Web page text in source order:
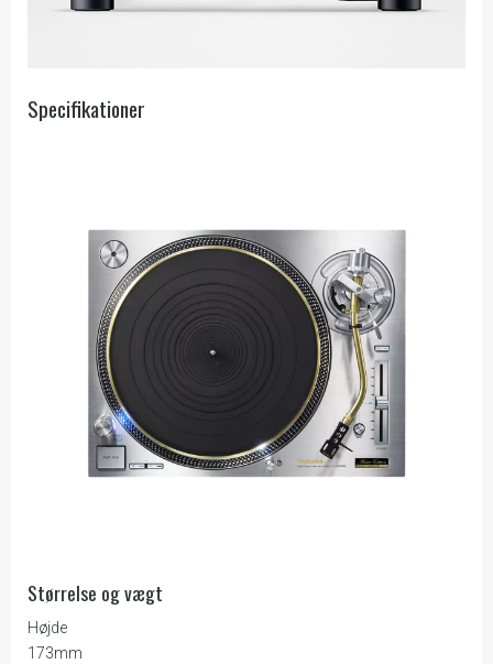
Specifikationer
Størrelse og vægt
Højde
173mm